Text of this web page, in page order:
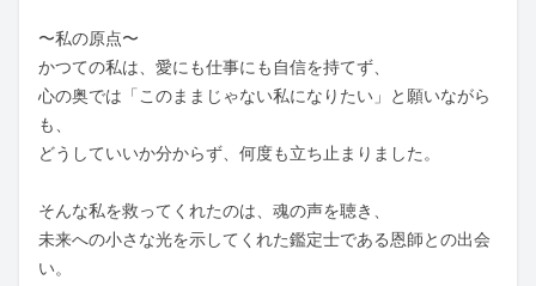
〜私の原点〜
かつての私は、愛にも仕事にも自信を持てず、
心の奥では「このままじゃない私になりたい」と願いながら
も、
どうしていいか分からず、何度も立ち止まりました。
そんな私を救ってくれたのは、魂の声を聴き、
未来への小さな光を示してくれた鑑定士である恩師との出会
い。